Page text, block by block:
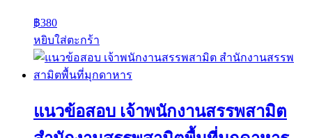
฿380
หยิบใส่ตะกร้า
แนวข้อสอบ เจ้าพนักงานสรรพสามิต